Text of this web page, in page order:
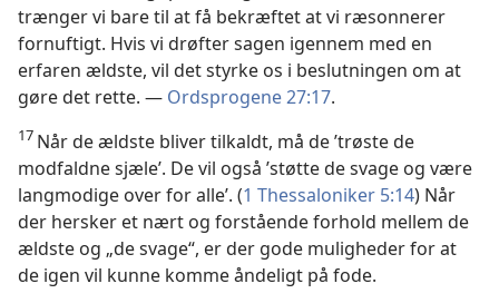
trænger vi bare til at få bekræftet at vi ræsonnerer
fornuftigt. Hvis vi drøfter sagen igennem med en
erfaren ældste, vil det styrke os i beslutningen om at
gøre det rette. — Ordsprogene 27:17.
17 Når de ældste bliver tilkaldt, må de ’trøste de
modfaldne sjæle’. De vil også ’støtte de svage og være
langmodige over for alle’. (1 Thessaloniker 5:14) Når
der hersker et nært og forstående forhold mellem de
ældste og „de svage“, er der gode muligheder for at
de igen vil kunne komme åndeligt på fode.